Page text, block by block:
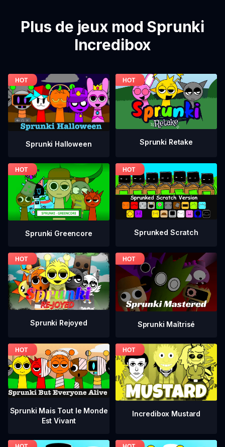
Plus de jeux mod Sprunki
Incredibox
Sprunki Halloween Sprunki Retake
Sprunki Greencore Sprunked Scratch
Sprunki Rejoyed Sprunki Maîtrisé
Sprunki Mais Tout le Monde
Est Vivant
Incredibox Mustard